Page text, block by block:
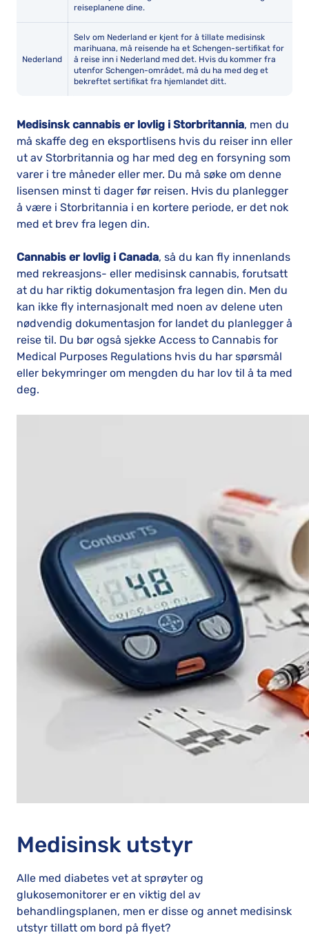
reiseplanene dine.
Nederland
Selv om Nederland er kjent for å tillate medisinsk
marihuana, må reisende ha et Schengen-sertifikat for
å reise inn i Nederland med det. Hvis du kommer fra
utenfor Schengen-området, må du ha med deg et
bekreftet sertifikat fra hjemlandet ditt.
Medisinsk cannabis er lovlig i Storbritannia, men du
må skaffe deg en eksportlisens hvis du reiser inn eller
ut av Storbritannia og har med deg en forsyning som
varer i tre måneder eller mer. Du må søke om denne
lisensen minst ti dager før reisen. Hvis du planlegger
å være i Storbritannia i en kortere periode, er det nok
med et brev fra legen din.
Cannabis er lovlig i Canada, så du kan fly innenlands
med rekreasjons- eller medisinsk cannabis, forutsatt
at du har riktig dokumentasjon fra legen din. Men du
kan ikke fly internasjonalt med noen av delene uten
nødvendig dokumentasjon for landet du planlegger å
reise til. Du bør også sjekke Access to Cannabis for
Medical Purposes Regulations hvis du har spørsmål
eller bekymringer om mengden du har lov til å ta med
deg.
Medisinsk utstyr
Alle med diabetes vet at sprøyter og
glukosemonitorer er en viktig del av
behandlingsplanen, men er disse og annet medisinsk
utstyr tillatt om bord på flyet?